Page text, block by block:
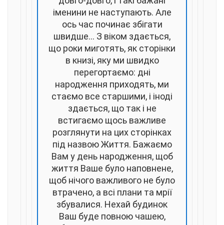
іменини не наступають. Але
ось час починає збігати
швидше... З віком здається,
що роки миготять, як сторінки
в книзі, яку ми швидко
перегортаємо: дні
народження приходять, ми
стаємо все старшими, і іноді
здається, що так і не
встигаємо щось важливе
розглянути на цих сторінках
під назвою Життя. Бажаємо
Вам у день народження, щоб
життя Ваше було наповнене,
щоб нічого важливого не було
втрачено, а всі плани та мрії
збувалися. Нехай будинок
Ваш буде повною чашею,